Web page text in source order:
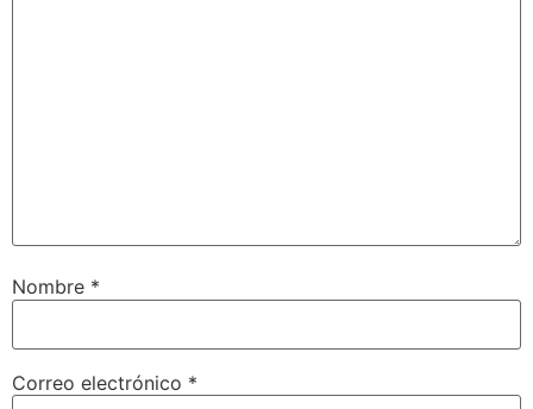
Nombre *
Correo electrónico *